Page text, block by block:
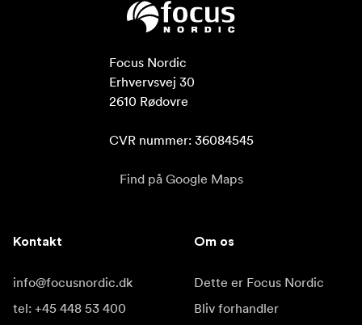
Focus Nordic
Erhvervsvej 30
2610 Rødovre
CVR nummer: 36084545
Find på Google Maps
Kontakt
info@focusnordic.dk
tel: +45 448 53 400
Om os
Dette er Focus Nordic
Bliv forhandler